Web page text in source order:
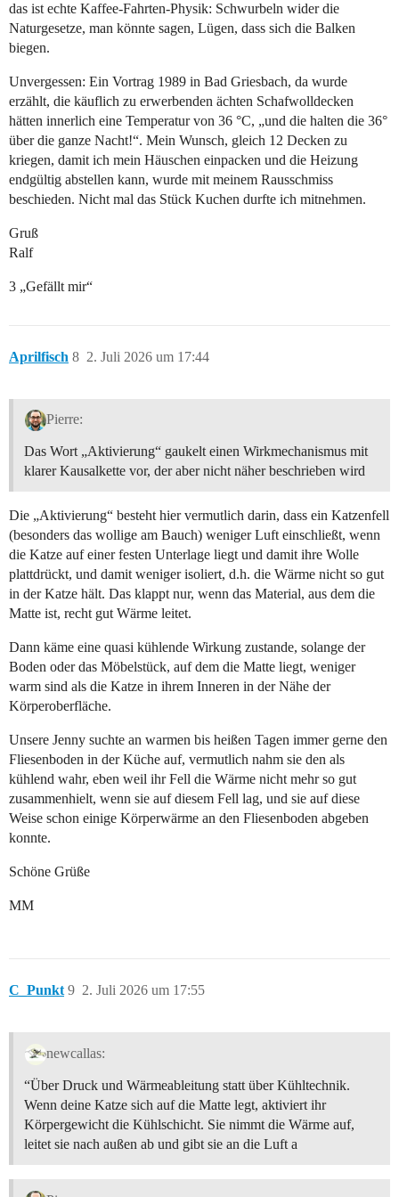
das ist echte Kaffee-Fahrten-Physik: Schwurbeln wider die
Naturgesetze, man könnte sagen, Lügen, dass sich die Balken
biegen.
Unvergessen: Ein Vortrag 1989 in Bad Griesbach, da wurde
erzählt, die käuflich zu erwerbenden ächten Schafwolldecken
hätten innerlich eine Temperatur von 36 °C, „und die halten die 36°
über die ganze Nacht!“. Mein Wunsch, gleich 12 Decken zu
kriegen, damit ich mein Häuschen einpacken und die Heizung
endgültig abstellen kann, wurde mit meinem Rausschmiss
beschieden. Nicht mal das Stück Kuchen durfte ich mitnehmen.
Gruß
Ralf
3 „Gefällt mir“
Aprilfisch 2. Juli 2026 um 17:44
8
Pierre:
Das Wort „Aktivierung“ gaukelt einen Wirkmechanismus mit
klarer Kausalkette vor, der aber nicht näher beschrieben wird
Die „Aktivierung“ besteht hier vermutlich darin, dass ein Katzenfell
(besonders das wollige am Bauch) weniger Luft einschließt, wenn
die Katze auf einer festen Unterlage liegt und damit ihre Wolle
plattdrückt, und damit weniger isoliert, d.h. die Wärme nicht so gut
in der Katze hält. Das klappt nur, wenn das Material, aus dem die
Matte ist, recht gut Wärme leitet.
Dann käme eine quasi kühlende Wirkung zustande, solange der
Boden oder das Möbelstück, auf dem die Matte liegt, weniger
warm sind als die Katze in ihrem Inneren in der Nähe der
Körperoberfläche.
Unsere Jenny suchte an warmen bis heißen Tagen immer gerne den
Fliesenboden in der Küche auf, vermutlich nahm sie den als
kühlend wahr, eben weil ihr Fell die Wärme nicht mehr so gut
zusammenhielt, wenn sie auf diesem Fell lag, und sie auf diese
Weise schon einige Körperwärme an den Fliesenboden abgeben
konnte.
Schöne Grüße
MM
C_Punkt 2. Juli 2026 um 17:55
9
newcallas:
“Über Druck und Wärmeableitung statt über Kühltechnik.
Wenn deine Katze sich auf die Matte legt, aktiviert ihr
Körpergewicht die Kühlschicht. Sie nimmt die Wärme auf,
leitet sie nach außen ab und gibt sie an die Luft a